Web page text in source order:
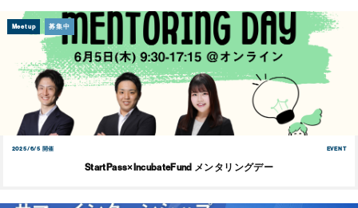
Meetup 募集中
2025/6/5 開催 EVENT
StartPass×IncubateFund メンタリングデー